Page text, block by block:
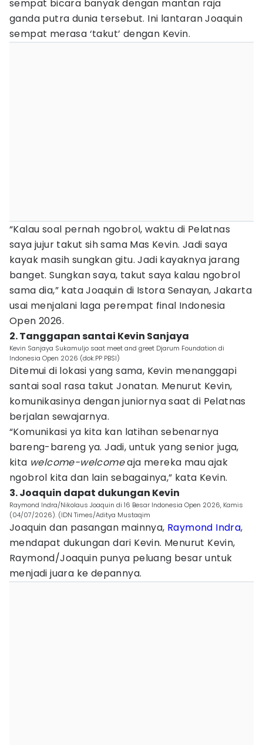
sempat bicara banyak dengan mantan raja
ganda putra dunia tersebut. Ini lantaran Joaquin
sempat merasa ‘takut’ dengan Kevin.
“Kalau soal pernah ngobrol, waktu di Pelatnas
saya jujur takut sih sama Mas Kevin. Jadi saya
kayak masih sungkan gitu. Jadi kayaknya jarang
banget. Sungkan saya, takut saya kalau ngobrol
sama dia,” kata Joaquin di Istora Senayan, Jakarta
usai menjalani laga perempat final Indonesia
Open 2026.
2. Tanggapan santai Kevin Sanjaya
Kevin Sanjaya Sukamuljo saat meet and greet Djarum Foundation di
Indonesia Open 2026 (dok.PP PBSI)
Ditemui di lokasi yang sama, Kevin menanggapi
santai soal rasa takut Jonatan. Menurut Kevin,
komunikasinya dengan juniornya saat di Pelatnas
berjalan sewajarnya.
“Komunikasi ya kita kan latihan sebenarnya
bareng-bareng ya. Jadi, untuk yang senior juga,
kita welcome-welcomeaja mereka mau ajak
ngobrol kita dan lain sebagainya,” kata Kevin.
3. Joaquin dapat dukungan Kevin
Raymond Indra/Nikolaus Joaquin di 16 Besar Indonesia Open 2026, Kamis
(04/07/2026). (IDN Times/Aditya Mustaqim
Joaquin dan pasangan mainnya, Raymond Indra,
mendapat dukungan dari Kevin. Menurut Kevin,
Raymond/Joaquin punya peluang besar untuk
menjadi juara ke depannya.